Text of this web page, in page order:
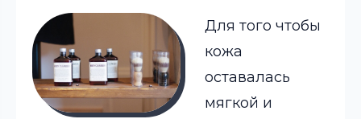
Для того чтобы
кожа
оставалась
мягкой и